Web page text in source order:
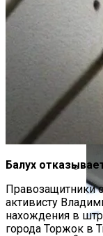
Балух
Правозащитники
активисту
нахождения в
города Торжок в